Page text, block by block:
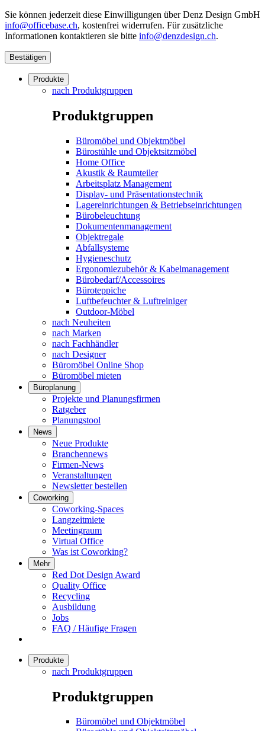
Sie können jederzeit diese Einwilligungen über Denz Design GmbH
info@officebase.ch, kostenfrei widerrufen. Für zusätzliche
Informationen kontaktieren sie bitte info@denzdesign.ch.
Bestätigen
Produkte
nach Produktgruppen
Produktgruppen
Büromöbel und Objektmöbel
Bürostühle und Objektsitzmöbel
Home Office
Akustik & Raumteiler
Arbeitsplatz Management
Display- und Präsentationstechnik
Lagereinrichtungen & Betriebseinrichtungen
Bürobeleuchtung
Dokumentenmanagement
Objektregale
Abfallsysteme
Hygieneschutz
Ergonomiezubehör & Kabelmanagement
Bürobedarf/Accessoires
Büroteppiche
Luftbefeuchter & Luftreiniger
Outdoor-Möbel
nach Neuheiten
nach Marken
nach Fachhändler
nach Designer
Büromöbel Online Shop
Büromöbel mieten
Büroplanung
Projekte und Planungsfirmen
Ratgeber
Planungstool
News
Neue Produkte
Branchennews
Firmen-News
Veranstaltungen
Newsletter bestellen
Coworking
Coworking-Spaces
Langzeitmiete
Meetingraum
Virtual Office
Was ist Coworking?
Mehr
Red Dot Design Award
Quality Office
Recycling
Ausbildung
Jobs
FAQ / Häufige Fragen
Produkte
nach Produktgruppen
Produktgruppen
Büromöbel und Objektmöbel